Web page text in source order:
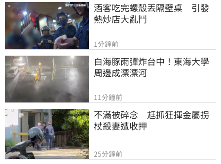
酒客吃完螺殼丟隔壁桌　引發
熱炒店大亂鬥
1分鐘前
白海豚雨彈炸台中！東海大學
周邊成漂漂河
11分鐘前
不滿被碎念　尪抓狂揮金屬拐
杖殺妻遭收押
25分鐘前